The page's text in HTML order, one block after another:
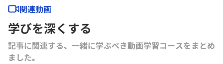
卒。
関連動画
学びを深くする
記事に関連する、一緒に学ぶべき動画学習コースをまとめ
ました｡